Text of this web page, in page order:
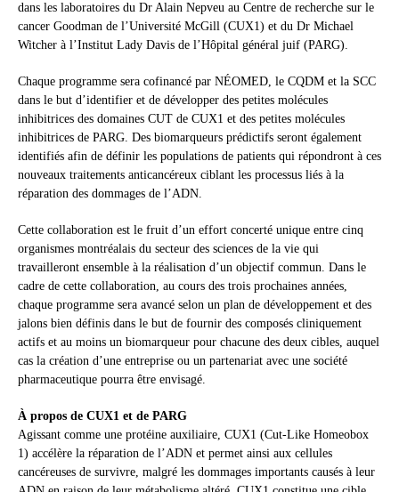
dans les laboratoires du Dr Alain Nepveu au Centre de recherche sur le
cancer Goodman de l’Université McGill (CUX1) et du Dr Michael
Witcher à l’Institut Lady Davis de l’Hôpital général juif (PARG).
Chaque programme sera cofinancé par NÉOMED, le CQDM et la SCC
dans le but d’identifier et de développer des petites molécules
inhibitrices des domaines CUT de CUX1 et des petites molécules
inhibitrices de PARG. Des biomarqueurs prédictifs seront également
identifiés afin de définir les populations de patients qui répondront à ces
nouveaux traitements anticancéreux ciblant les processus liés à la
réparation des dommages de l’ADN.
Cette collaboration est le fruit d’un effort concerté unique entre cinq
organismes montréalais du secteur des sciences de la vie qui
travailleront ensemble à la réalisation d’un objectif commun. Dans le
cadre de cette collaboration, au cours des trois prochaines années,
chaque programme sera avancé selon un plan de développement et des
jalons bien définis dans le but de fournir des composés cliniquement
actifs et au moins un biomarqueur pour chacune des deux cibles, auquel
cas la création d’une entreprise ou un partenariat avec une société
pharmaceutique pourra être envisagé.
À propos de CUX1 et de PARG
Agissant comme une protéine auxiliaire, CUX1 (Cut-Like Homeobox
1) accélère la réparation de l’ADN et permet ainsi aux cellules
cancéreuses de survivre, malgré les dommages importants causés à leur